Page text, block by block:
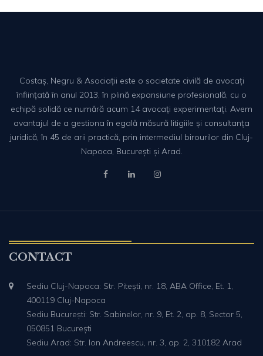
Costaș, Negru & Asociații este o societate civilă de avocați
înființată în anul 2013, în plină expansiune profesională, cu o
echipă solidă ce numără acum 14 avocați experimentați. Avem
avantajul de a gestiona în egală măsură litigiile și consultanța
juridică, în 45 de arii practică, prin intermediul birourilor din Cluj-
Napoca, București și Arad.
CONTACT
Sediu Cluj-Napoca: Str. Pitești, nr. 18, ABA Office, Et. 1,
400119 Cluj-Napoca
Sediu București: Str. Sabinelor, nr. 9, Et. 2, ap. 8, Sector 5,
050851 București
Sediu Arad: Str. Ion Andreescu, nr. 3, ap. 2, 310182 Arad